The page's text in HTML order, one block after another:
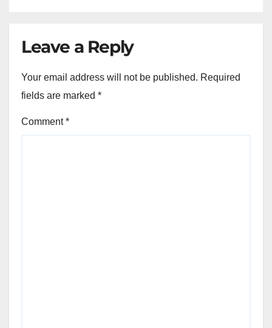
Leave a Reply
Your email address will not be published. Required
fields are marked *
Comment*